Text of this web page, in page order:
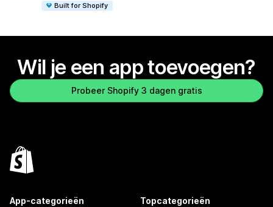
Built for Shopify
Wil je een app toevoegen?
Probeer Shopify 3 dagen gratis
App-categorieën Topcategorieën